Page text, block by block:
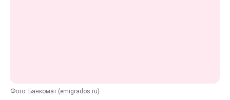
Фото: Банкомат (emigrados.ru)